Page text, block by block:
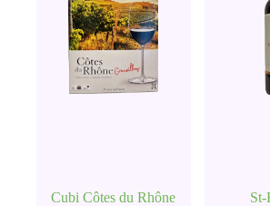
Cubi Côtes du Rhône